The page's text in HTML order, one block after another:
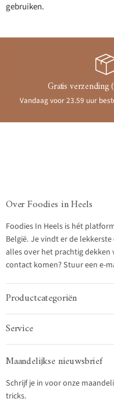
gebruiken.
Gratis verzending
Vandaag voor 23.59 uur
Over Foodies in Heels
Foodies In Heels is hét
België. Je vindt er de
alles over het prachtig dekken
contact komen? Stuur een e-
Productcategoriën
Service
Maandelijkse nieuwsbrief
Schrijf je in voor onze
tricks.